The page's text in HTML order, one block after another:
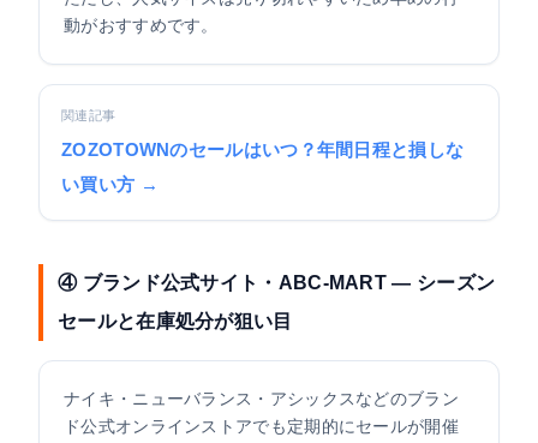
動がおすすめです。
関連記事
ZOZOTOWNのセールはいつ？年間日程と損しな
い買い方 →
④ ブランド公式サイト・ABC-MART — シーズン
セールと在庫処分が狙い目
ナイキ・ニューバランス・アシックスなどのブラン
ド公式オンラインストアでも定期的にセールが開催